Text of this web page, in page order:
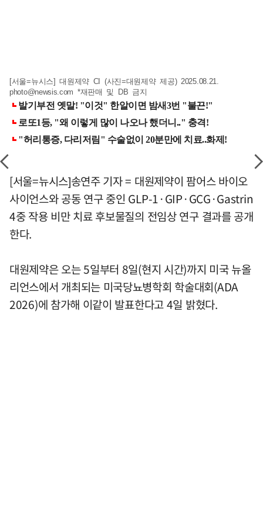
[서울=뉴시스] 대원제약 CI (사진=대원제약 제공) 2025.08.21.
photo@newsis.com *재판매 및 DB 금지
[서울=뉴시스]송연주 기자 = 대원제약이 팜어스 바이오
사이언스와 공동 연구 중인 GLP-1·GIP·GCG·Gastrin
4중 작용 비만 치료 후보물질의 전임상 연구 결과를 공개
한다.
대원제약은 오는 5일부터 8일(현지 시간)까지 미국 뉴올
리언스에서 개최되는 미국당뇨병학회 학술대회(ADA
2026)에 참가해 이같이 발표한다고 4일 밝혔다.